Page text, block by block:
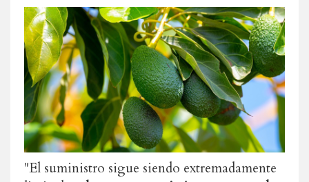
"El suministro sigue siendo extremadamente